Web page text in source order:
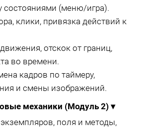
состояниями (меню/игра).
клики, привязка действий к
отскок от границ,
во времени.
кадров по таймеру,
и смены изображений.
механики (Модуль 2) ▾
поля и методы,